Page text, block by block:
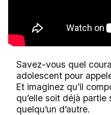
Savez-vous quel
adolescent pour
Et imaginez qu’il
qu’elle soit déjà
quelqu’un d’autre.